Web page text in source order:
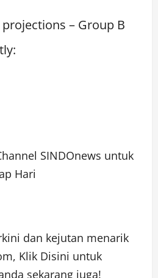
projections – Group B
SINDOnews untuk
Hari
dan kejutan menarik
Klik Disini untuk
sekarang juga!